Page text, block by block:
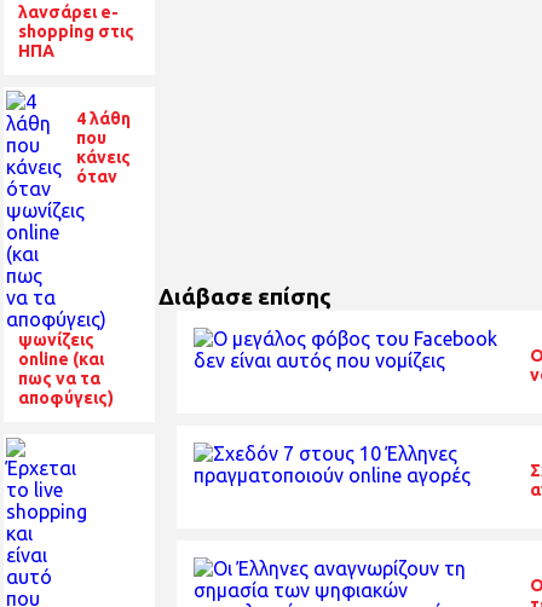
λανσάρει e-
shopping στις
ΗΠΑ
4 λάθη
που
κάνεις
όταν
ψωνίζεις
online (και
πως να τα
αποφύγεις)
Διάβασε επίσης